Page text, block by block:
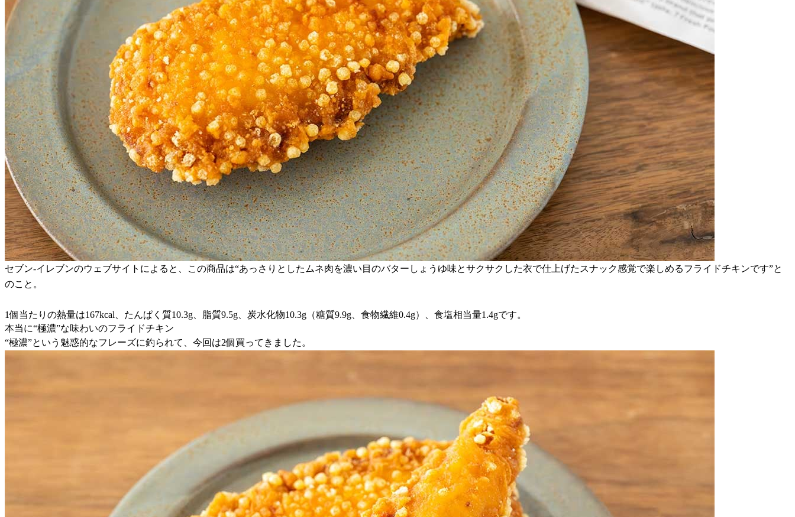
セブン-イレブンのウェブサイトによると、この商品は“あっさりとしたムネ肉を濃い目のバターしょうゆ味とサクサクした衣で仕上げたスナック感覚で楽しめるフライドチキンです”と
のこと。
1個当たりの熱量は167kcal、たんぱく質10.3g、脂質9.5g、炭水化物10.3g（糖質9.9g、食物繊維0.4g）、食塩相当量1.4gです。
本当に“極濃”な味わいのフライドチキン
“極濃”という魅惑的なフレーズに釣られて、今回は2個買ってきました。